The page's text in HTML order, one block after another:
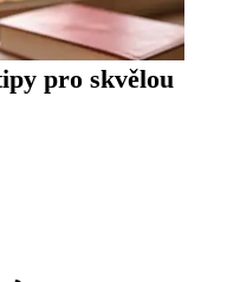
pro skvělou